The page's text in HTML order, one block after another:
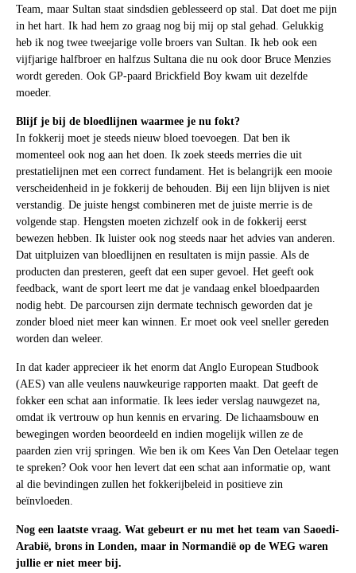
Team, maar Sultan staat sindsdien geblesseerd op stal. Dat doet me pijn
in het hart. Ik had hem zo graag nog bij mij op stal gehad. Gelukkig
heb ik nog twee tweejarige volle broers van Sultan. Ik heb ook een
vijfjarige halfbroer en halfzus Sultana die nu ook door Bruce Menzies
wordt gereden. Ook GP-paard Brickfield Boy kwam uit dezelfde
moeder.
Blijf je bij de bloedlijnen waarmee je nu fokt?
In fokkerij moet je steeds nieuw bloed toevoegen. Dat ben ik
momenteel ook nog aan het doen. Ik zoek steeds merries die uit
prestatielijnen met een correct fundament. Het is belangrijk een mooie
verscheidenheid in je fokkerij de behouden. Bij een lijn blijven is niet
verstandig. De juiste hengst combineren met de juiste merrie is de
volgende stap. Hengsten moeten zichzelf ook in de fokkerij eerst
bewezen hebben. Ik luister ook nog steeds naar het advies van anderen.
Dat uitpluizen van bloedlijnen en resultaten is mijn passie. Als de
producten dan presteren, geeft dat een super gevoel. Het geeft ook
feedback, want de sport leert me dat je vandaag enkel bloedpaarden
nodig hebt. De parcoursen zijn dermate technisch geworden dat je
zonder bloed niet meer kan winnen. Er moet ook veel sneller gereden
worden dan weleer.
In dat kader apprecieer ik het enorm dat Anglo European Studbook
(AES) van alle veulens nauwkeurige rapporten maakt. Dat geeft de
fokker een schat aan informatie. Ik lees ieder verslag nauwgezet na,
omdat ik vertrouw op hun kennis en ervaring. De lichaamsbouw en
bewegingen worden beoordeeld en indien mogelijk willen ze de
paarden zien vrij springen. Wie ben ik om Kees Van Den Oetelaar tegen
te spreken? Ook voor hen levert dat een schat aan informatie op, want
al die bevindingen zullen het fokkerijbeleid in positieve zin
beïnvloeden.
Nog een laatste vraag. Wat gebeurt er nu met het team van Saoedi-
Arabië, brons in Londen, maar in Normandië op de WEG waren
jullie er niet meer bij.